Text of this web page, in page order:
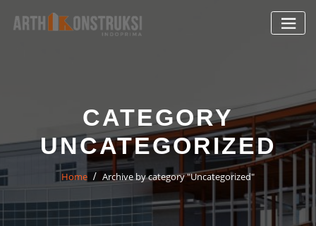
CATEGORY
UNCATEGORIZED
Home Archive by category "Uncategorized"